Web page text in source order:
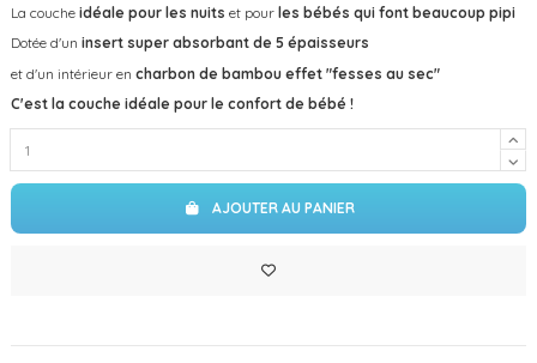
La couche idéale pour les nuits et pour les bébés qui font beaucoup pipi
Dotée d'un insert super absorbant de 5 épaisseurs
et d'un intérieur en charbon de bambou effet "fesses au sec"
C'est la couche idéale pour le confort de bébé !
AJOUTER AU PANIER